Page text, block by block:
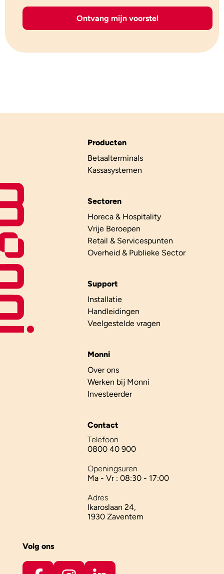
Ontvang mijn voorstel
Producten
Betaalterminals
Kassasystemen
Sectoren
Horeca & Hospitality
Vrije Beroepen
Retail & Servicespunten
Overheid & Publieke Sector
Support
Installatie
Handleidingen
Veelgestelde vragen
Monni
Over ons
Werken bij Monni
Investeerder
Contact
Telefoon
0800 40 900
Openingsuren
Ma - Vr : 08:30 - 17:00
Adres
Ikaroslaan 24,
1930 Zaventem
Volg ons